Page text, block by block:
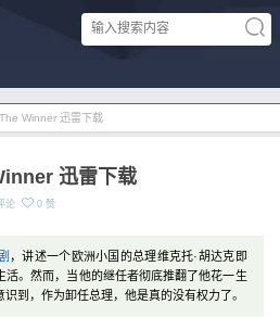
Winner 迅雷下载
迅雷下载
论 0 赞
，讲述一个欧洲小国的总理维克托·胡达克即
活。然而，当他的继任者彻底推翻了他花一生
到，作为卸任总理，他是真的没有权力了。